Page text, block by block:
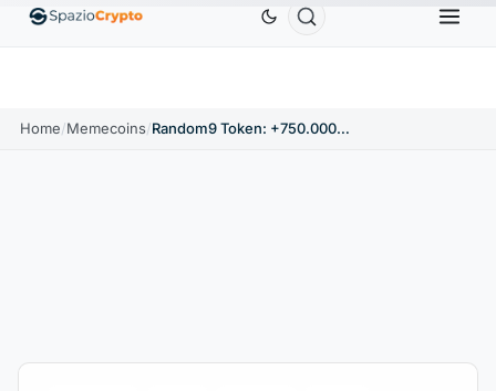
EthereumETH1.880,58 USD Tether USDT0,9991 USD BNB
Home/Memecoins/ Random9 Token: +750.000% dopo tweet di Elon Musk